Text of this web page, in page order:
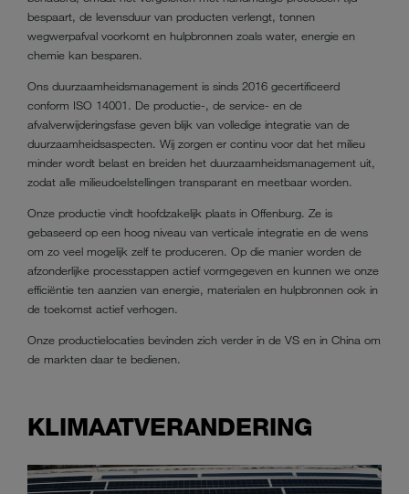
bespaart, de levensduur van producten verlengt, tonnen
wegwerpafval voorkomt en hulpbronnen zoals water, energie en
chemie kan besparen.
Ons duurzaamheidsmanagement is sinds 2016 gecertificeerd
conform ISO 14001. De productie-, de service- en de
afvalverwijderingsfase geven blijk van volledige integratie van de
duurzaamheidsaspecten. Wij zorgen er continu voor dat het milieu
minder wordt belast en breiden het duurzaamheidsmanagement uit,
zodat alle milieudoelstellingen transparant en meetbaar worden.
Onze productie vindt hoofdzakelijk plaats in Offenburg. Ze is
gebaseerd op een hoog niveau van verticale integratie en de wens
om zo veel mogelijk zelf te produceren. Op die manier worden de
afzonderlijke processtappen actief vormgegeven en kunnen we onze
efficiëntie ten aanzien van energie, materialen en hulpbronnen ook in
de toekomst actief verhogen.
Onze productielocaties bevinden zich verder in de VS en in China om
de markten daar te bedienen.
KLIMAATVERANDERING